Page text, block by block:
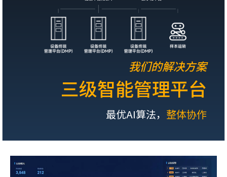
我们的解决方案
三级智能管理平台
最优AI算法， 整体协作